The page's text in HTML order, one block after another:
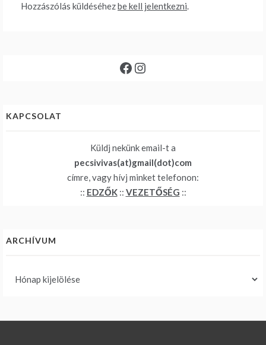
Hozzászólás küldéséhezbe kell jelentkezni.
Facebook
Instagram
KAPCSOLAT
Küldj nekünk email-t a
pecsivivas(at)gmail(dot)com
címre, vagy hívj minket telefonon:
:: EDZŐK:: VEZETŐSÉG ::
ARCHÍVUM